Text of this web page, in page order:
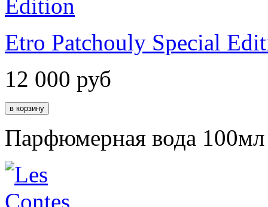
Etro Patchouly Special
12 000 руб
Парфюмерная вода 100мл